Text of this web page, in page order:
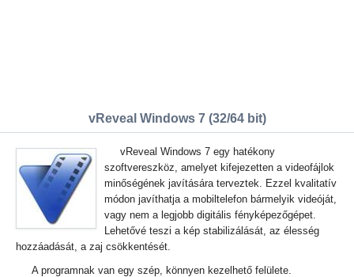
vReveal Windows 7 (32/64 bit)
vReveal Windows 7 egy hatékony
szoftvereszköz, amelyet kifejezetten a videofájlok
minőségének javítására terveztek. Ezzel kvalitatív
módon javíthatja a mobiltelefon bármelyik videóját,
vagy nem a legjobb digitális fényképezőgépet.
Lehetővé teszi a kép stabilizálását, az élesség
hozzáadását, a zaj csökkentését.
A programnak van egy szép, könnyen kezelhető felülete.